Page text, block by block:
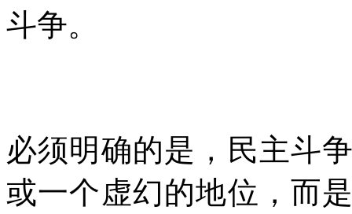
斗争。
必须明确的是，民主斗
或一个虚幻的地位，而